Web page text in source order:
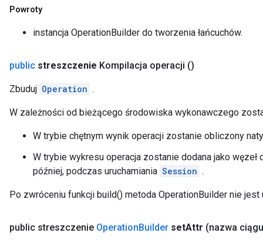
Powroty
instancja OperationBuilder do tworzenia łańcuchów.
public streszczenie Kompilacja operacji ()
Zbuduj Operation .
W zależności od bieżącego środowiska wykonawczego
W trybie chętnym wynik operacji zostanie obliczony
W trybie wykresu operacja zostanie dodana jako
później, podczas uruchamiania Session .
Po zwróceniu funkcji build() metoda OperationBuilder nie jest
public streszczenie OperationBuilder setAttr (nazwa ciągu